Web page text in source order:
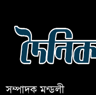
সম্পাদক মন্ডলী